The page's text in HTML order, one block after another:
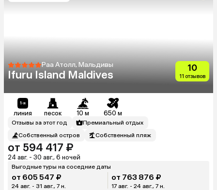
Раа Атолл, Мальдивы
Ifuru Island Maldives
10
11 отзывов
линия песок 10 м 650 м
Отзывы за этот год
Премиальный отдых
Собственный остров
Собственный пляж
от 594 417 ₽
24 авг. - 30 авг., 6 ночей
Выгодные туры на соседние даты
от 605 547 ₽
24 авг. - 31 авг., 7 н.
от 763 876 ₽
17 авг. - 24 авг., 7 н.